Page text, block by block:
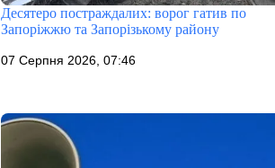
Десятеро постраждалих: ворог гатив по
Запоріжжю та Запорізькому району
07 Серпня 2026, 07:46